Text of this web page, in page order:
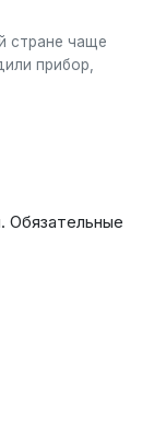
стране чаще
прибор,
Обязательные